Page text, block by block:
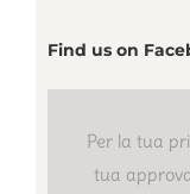
Find us on
Per la tua
tua